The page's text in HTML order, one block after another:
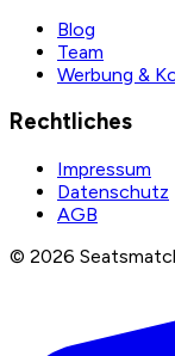
Blog
Team
Werbung &
Rechtliches
Impressum
Datenschutz
AGB
© 2026